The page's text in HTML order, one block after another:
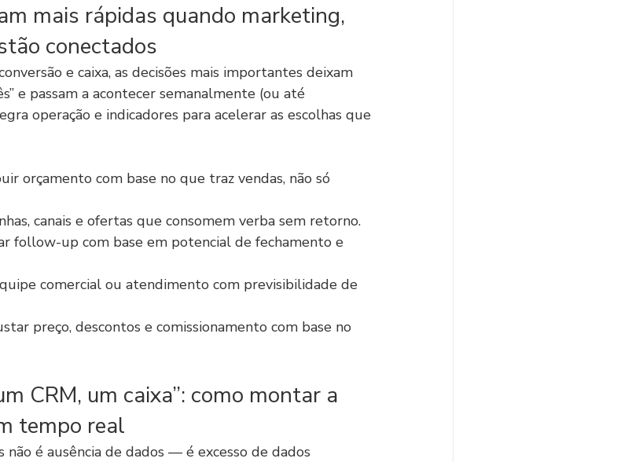
mais rápidas quando marketing,
conectados
e caixa, as decisões mais importantes deixam
e passam a acontecer semanalmente (ou até
operação e indicadores para acelerar as escolhas que
orçamento com base no que traz vendas, não só
canais e ofertas que consomem verba sem retorno.
follow-up com base em potencial de fechamento e
comercial ou atendimento com previsibilidade de
preço, descontos e comissionamento com base no
CRM, um caixa”: como montar a
tempo real
é ausência de dados — é excesso de dados